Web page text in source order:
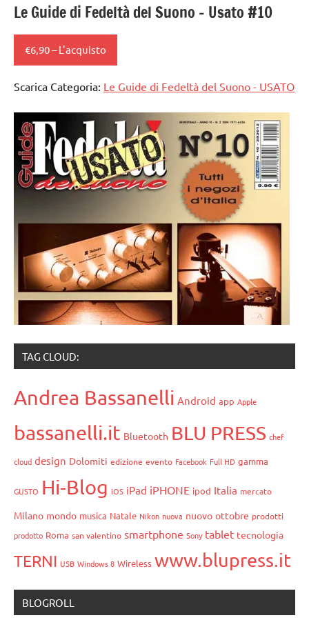
Le Guide di Fedeltà del Suono – Usato #10
€6,90 – L'acquisto
Scarica Categoria: Le Guide di Fedeltà del Suono - USATO
TAG CLOUD:
Andrea Bassanelli Android app Apple
bassanelli.it Bluetooth BLU PRESS chef
cloud design Dolomiti edizione evento Facebook Full HD gamma
GUSTO Hi-Blog iOS iPad iPHONE ipod Italia mercato
Milano mondo musica Natale Nikon nuova nuovo ottobre prodotti
prodotto Roma san valentino smartphone Sony tablet tecnologia
TERNI USB Windows 8 Wireless www.blupress.it
BLOGROLL